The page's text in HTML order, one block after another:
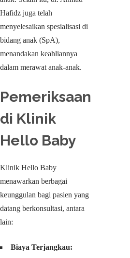
Hafidz juga telah
menyelesaikan spesialisasi di
bidang anak (SpA),
menandakan keahliannya
dalam merawat anak-anak.
Pemeriksaan
di Klinik
Hello Baby
Klinik Hello Baby
menawarkan berbagai
keunggulan bagi pasien yang
datang berkonsultasi, antara
lain:
Biaya Terjangkau: